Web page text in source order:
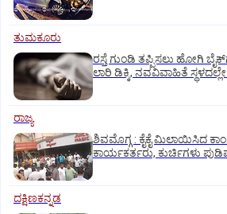
ತುಮಕೂರು
ರಸ್ತೆ ಗುಂಡಿ ತಪ್ಪಿಸಲು ಹೋಗಿ
ಲಾರಿ ಡಿಕ್ಕಿ, ನವವಿವಾಹಿತೆ ಸ್ಥಳದಲ್ಲೇ
ರಾಜ್ಯ
ಶಿವಮೊಗ್ಗ : ಕೈಕೈ ಮಿಲಾಯಿಸಿದ
ಕಾರ್ಯಕರ್ತರು, ಕುರ್ಚಿಗಳು
ದಕ್ಷಿಣಕನ್ನಡ